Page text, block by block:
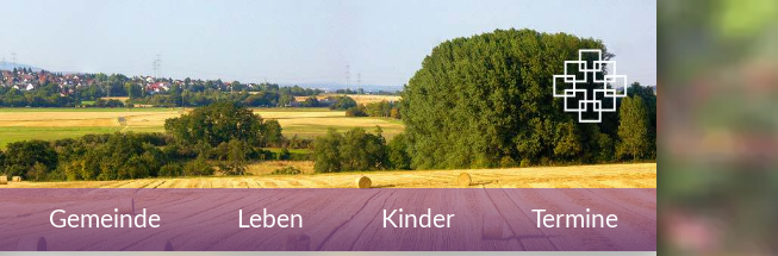
Gemeinde Leben Kinder Termine